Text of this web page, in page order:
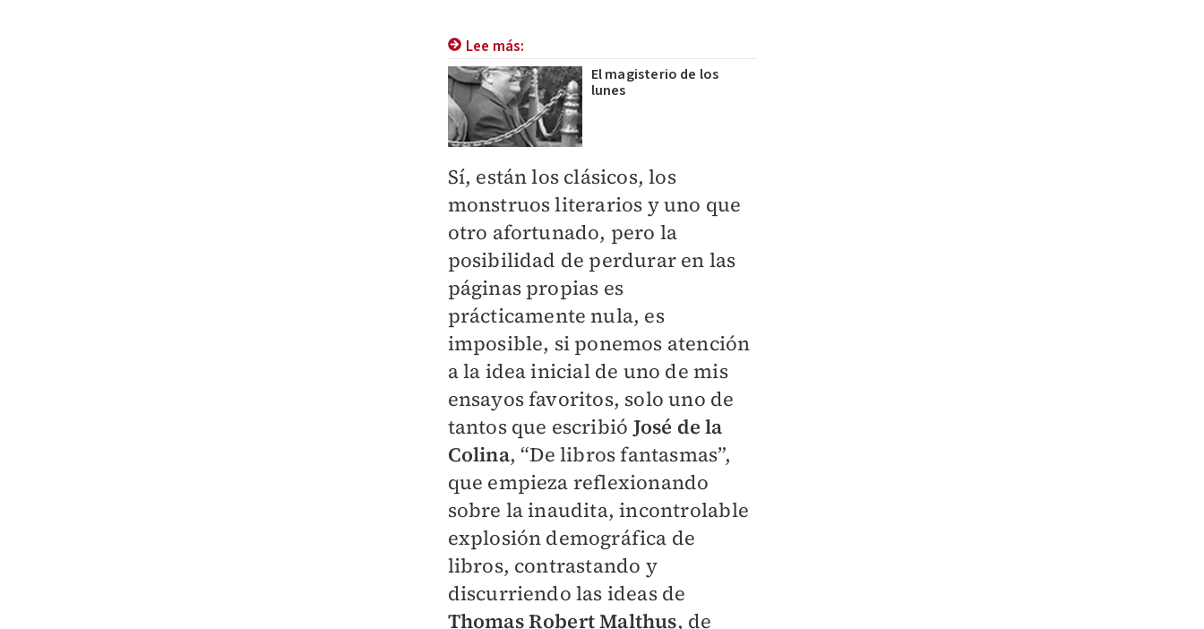
Lee más:
El magisterio de los
lunes
Sí, están los clásicos, los
monstruos literarios y uno que
otro afortunado, pero la
posibilidad de perdurar en las
páginas propias es
prácticamente nula, es
imposible, si ponemos atención
a la idea inicial de uno de mis
ensayos favoritos, solo uno de
tantos que escribió José de la
Colina, “De libros fantasmas”,
que empieza reflexionando
sobre la inaudita, incontrolable
explosión demográfica de
libros, contrastando y
discurriendo las ideas de
Thomas Robert Malthus, de